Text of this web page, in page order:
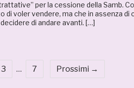
per la cessione della Samb.
di voler vendere, ma che in assenza di
di andare avanti. […]
3 … 7 Prossimi →